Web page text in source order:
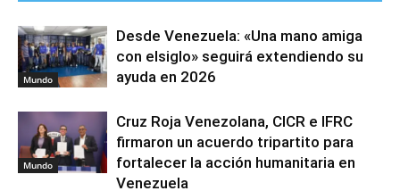
Mundo
Desde Venezuela: «Una mano amiga
con elsiglo» seguirá extendiendo su
ayuda en 2026
Mundo
Cruz Roja Venezolana, CICR e IFRC
firmaron un acuerdo tripartito para
fortalecer la acción humanitaria en
Venezuela